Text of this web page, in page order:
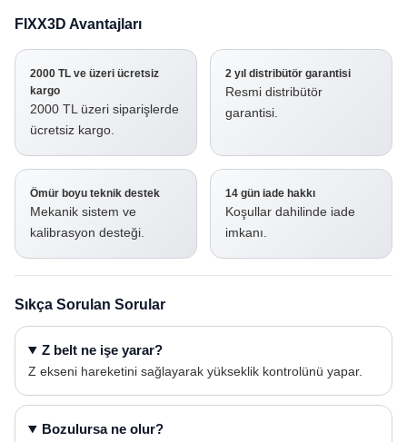
FIXX3D Avantajları
2000 TL ve üzeri ücretsiz
kargo
2000 TL üzeri siparişlerde
ücretsiz kargo.
2 yıl distribütör garantisi
Resmi distribütör
garantisi.
Ömür boyu teknik destek
Mekanik sistem ve
kalibrasyon desteği.
14 gün iade hakkı
Koşullar dahilinde iade
imkanı.
Sıkça Sorulan Sorular
Z belt ne işe yarar?
Z ekseni hareketini sağlayarak yükseklik kontrolünü yapar.
Bozulursa ne olur?